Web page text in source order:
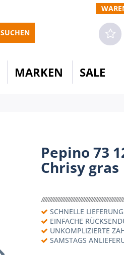
SUCHEN
MARKEN SALE
Pepino 73
Chrisy gras
SCHNELLE LIEFERUNG
EINFACHE
UNKOMPLIZIERTE
SAMSTAGS